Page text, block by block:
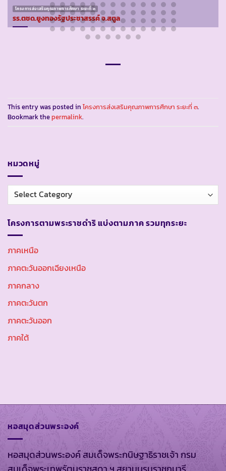
โครงการส่งเสริมคุณภาพการศึกษา ระยะที่ ๓
รร.ตชด.ยูงทองรัฐประชาสรรค์ จ.สตูล
This entry was posted in โครงการส่งเสริมคุณภาพการศึกษา ระยะที่ ๓.
Bookmark thepermalink.
หมวดหมู่
หมวด
หมู่
โครงการตามพระราชดำริ แบ่งตามภาค รวมทุกระยะ
ภาคเหนือ
ภาคตะวันออกเฉียงเหนือ
ภาคกลาง
ภาคตะวันตก
ภาคตะวันออก
ภาคใต้
หอสมุดส่วนพระองค์
หอสมุดส่วนพระองค์ สมเด็จพระกนิษฐาธิราชเจ้า กรม